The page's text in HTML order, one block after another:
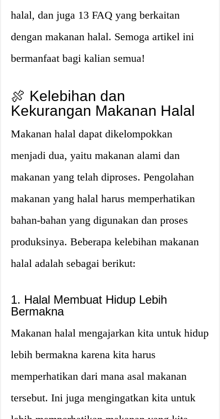
halal, dan juga 13 FAQ yang berkaitan
dengan makanan halal. Semoga artikel ini
bermanfaat bagi kalian semua!
🍖 Kelebihan dan
Kekurangan Makanan Halal
Makanan halal dapat dikelompokkan
menjadi dua, yaitu makanan alami dan
makanan yang telah diproses. Pengolahan
makanan yang halal harus memperhatikan
bahan-bahan yang digunakan dan proses
produksinya. Beberapa kelebihan makanan
halal adalah sebagai berikut:
1. Halal Membuat Hidup Lebih
Bermakna
Makanan halal mengajarkan kita untuk hidup
lebih bermakna karena kita harus
memperhatikan dari mana asal makanan
tersebut. Ini juga mengingatkan kita untuk